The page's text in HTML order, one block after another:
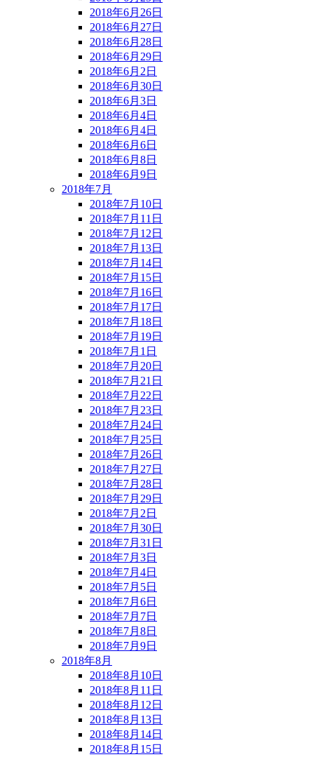
2018年6月26日
2018年6月27日
2018年6月28日
2018年6月29日
2018年6月2日
2018年6月30日
2018年6月3日
2018年6月4日
2018年6月4日
2018年6月6日
2018年6月8日
2018年6月9日
2018年7月
2018年7月10日
2018年7月11日
2018年7月12日
2018年7月13日
2018年7月14日
2018年7月15日
2018年7月16日
2018年7月17日
2018年7月18日
2018年7月19日
2018年7月1日
2018年7月20日
2018年7月21日
2018年7月22日
2018年7月23日
2018年7月24日
2018年7月25日
2018年7月26日
2018年7月27日
2018年7月28日
2018年7月29日
2018年7月2日
2018年7月30日
2018年7月31日
2018年7月3日
2018年7月4日
2018年7月5日
2018年7月6日
2018年7月7日
2018年7月8日
2018年7月9日
2018年8月
2018年8月10日
2018年8月11日
2018年8月12日
2018年8月13日
2018年8月14日
2018年8月15日